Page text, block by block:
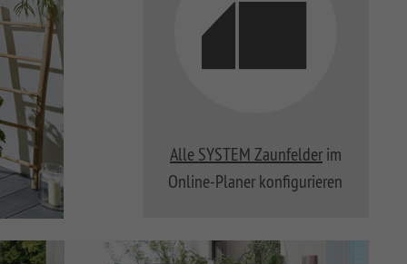
Alle SYSTEM Zaunfelderim
Online-Planer konfigurieren